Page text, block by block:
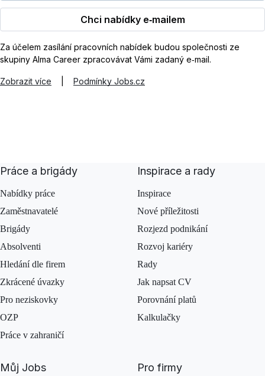
Chci nabídky e‑mailem
Za účelem zasílání pracovních nabídek budou společnosti ze
skupiny Alma Career zpracovávat Vámi zadaný e‑mail.
Zobrazit více Podmínky Jobs.cz
Práce a brigády
Nabídky práce
Zaměstnavatelé
Brigády
Absolventi
Hledání dle firem
Zkrácené úvazky
Pro neziskovky
OZP
Práce v zahraničí
Inspirace a rady
Inspirace
Nové příležitosti
Rozjezd podnikání
Rozvoj kariéry
Rady
Jak napsat CV
Porovnání platů
Kalkulačky
Můj Jobs Pro firmy